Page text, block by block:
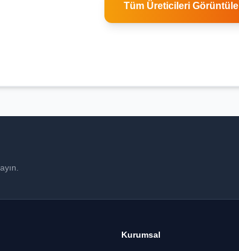
Tüm Üreticileri Görüntüle
Kurumsal